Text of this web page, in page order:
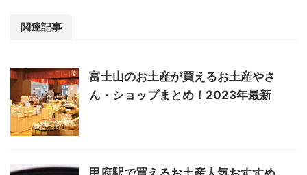
関連記事
富士山のお土産が買えるお土産やさ
ん・ショップまとめ！2023年最新